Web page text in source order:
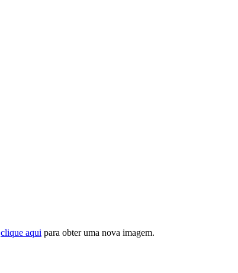
clique aqui para obter uma nova imagem.